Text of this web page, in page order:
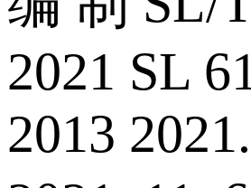
2021 SL
2013